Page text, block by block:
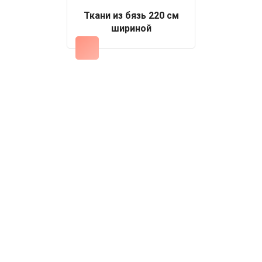
Ткани из бязь 220 см
шириной